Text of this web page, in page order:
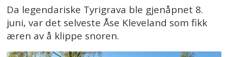
Da legendariske Tyrigrava ble gjenåpnet 8.
juni, var det selveste Åse Kleveland som fikk
æren av å klippe snoren.